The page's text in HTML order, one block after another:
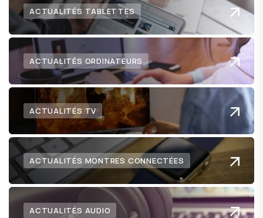
ACTUALITÉS TABLETTES
ACTUALITÉS ORDINATEURS
ACTUALITÉS TV
ACTUALITÉS MONTRES CONNECTÉES
ACTUALITÉS AUDIO